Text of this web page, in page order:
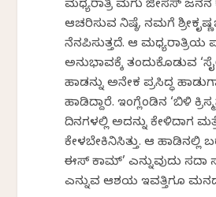
ಮಧ್ಯರಾತ್ರಿ ಮಗು ಜೀಸಸ್ ಜನನ
ಆಚರಿಸುವ ನಿಷ್ಠೆ, ನಮಗೆ
ನೆನಪಿಸುತ್ತದೆ. ಆ ಮಧ್ಯರಾತ್ರಿಯ
ಅನುಭಾವಕ್ಕೆ ತಂದುಕೊಡುವ
ಹಾಡನ್ನು ಅನೇಕ ಪ್ರಸಿದ್ಧ
ಹಾಡಿದ್ದಾರೆ. ಇಂಗ್ಲೆಂಡಿನ ‘ಬಿಳಿ
ದಿನಗಳಲ್ಲಿ ಅದನ್ನು ಕೇಳಿದಾಗ
ಕೇಳಬೇಕಿನಿಸಿತ್ತು. ಆ ಹಾಡಿನಲ್ಲಿ
ಈಸ್ ಕಾಮ್’ ಎನ್ನುವುದು ಸದಾ
ಎನ್ನುವ ಆಶಯ ಇವತ್ತಿಗೂ